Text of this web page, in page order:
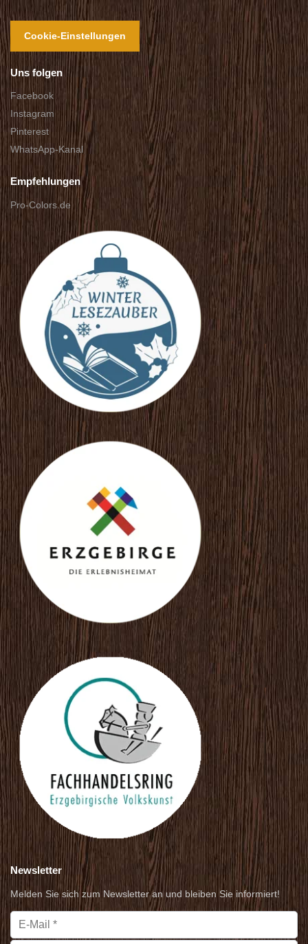
Cookie-Einstellungen
Uns folgen
Facebook
Instagram
Pinterest
WhatsApp-Kanal
Empfehlungen
Pro-Colors.de
Newsletter
Melden Sie sich zum Newsletter an und bleiben Sie informiert!